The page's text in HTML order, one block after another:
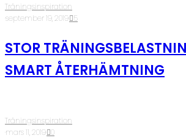
Träningsinspiration
·september 19, 2019· 5
STOR
SMART ÅTERHÄMTNING
Träningsinspiration
·mars 11, 2019· 0